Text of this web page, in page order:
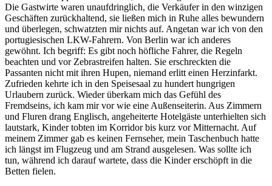
Die Gastwirte waren unaufdringlich, die Verkäufer in den winzigen
Geschäften zurückhaltend, sie ließen mich in Ruhe alles bewundern
und überlegen, schwatzten mir nichts auf. Angetan war ich von den
portugiesischen LKW-Fahrern. Von Berlin war ich anderes
gewöhnt. Ich begriff: Es gibt noch höfliche Fahrer, die Regeln
beachten und vor Zebrastreifen halten. Sie erschreckten die
Passanten nicht mit ihren Hupen, niemand erlitt einen Herzinfarkt.
Zufrieden kehrte ich in den Speisesaal zu hundert hungrigen
Urlaubern zurück. Wieder überkam mich das Gefühl des
Fremdseins, ich kam mir vor wie eine Außenseiterin. Aus Zimmern
und Fluren drang Englisch, angeheiterte Hotelgäste unterhielten sich
lautstark, Kinder tobten im Korridor bis kurz vor Mitternacht. Auf
meinem Zimmer gab es keinen Fernseher, mein Taschenbuch hatte
ich längst im Flugzeug und am Strand ausgelesen. Was sollte ich
tun, während ich darauf wartete, dass die Kinder erschöpft in die
Betten fielen.